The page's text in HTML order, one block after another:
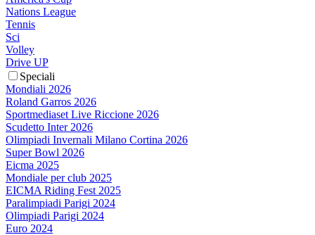
Nations League
Tennis
Sci
Volley
Drive UP
Speciali
Mondiali 2026
Roland Garros 2026
Sportmediaset Live Riccione 2026
Scudetto Inter 2026
Olimpiadi Invernali Milano Cortina 2026
Super Bowl 2026
Eicma 2025
Mondiale per club 2025
EICMA Riding Fest 2025
Paralimpiadi Parigi 2024
Olimpiadi Parigi 2024
Euro 2024